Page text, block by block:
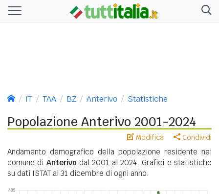
IT TAA BZ Anterivo Statistiche
Popolazione Anterivo 2001-2024
Modifica Condividi
Andamento demografico della popolazione residente nel
comune di Anterivo dal 2001 al 2024. Grafici e statistiche
su dati ISTAT al 31 dicembre di ogni anno.